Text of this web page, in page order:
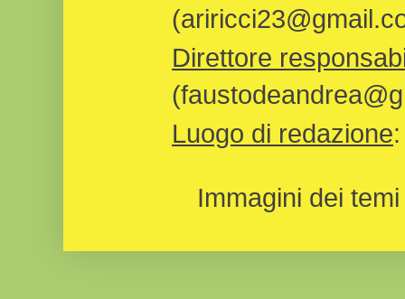
Direttore
Luogo di redazione
Immagini dei